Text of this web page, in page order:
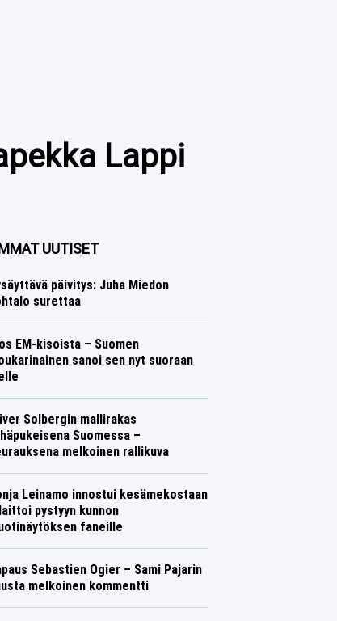
Lappi
UUTISET
päivitys: Juha Miedon
surettaa
EM-kisoista – Suomen
sanoi sen nyt suoraan
Solbergin mallirakas
Suomessa –
melkoinen rallikuva
Leinamo innostui kesämekostaan
pystyyn kunnon
faneille
Sebastien Ogier – Sami Pajarin
melkoinen kommentti